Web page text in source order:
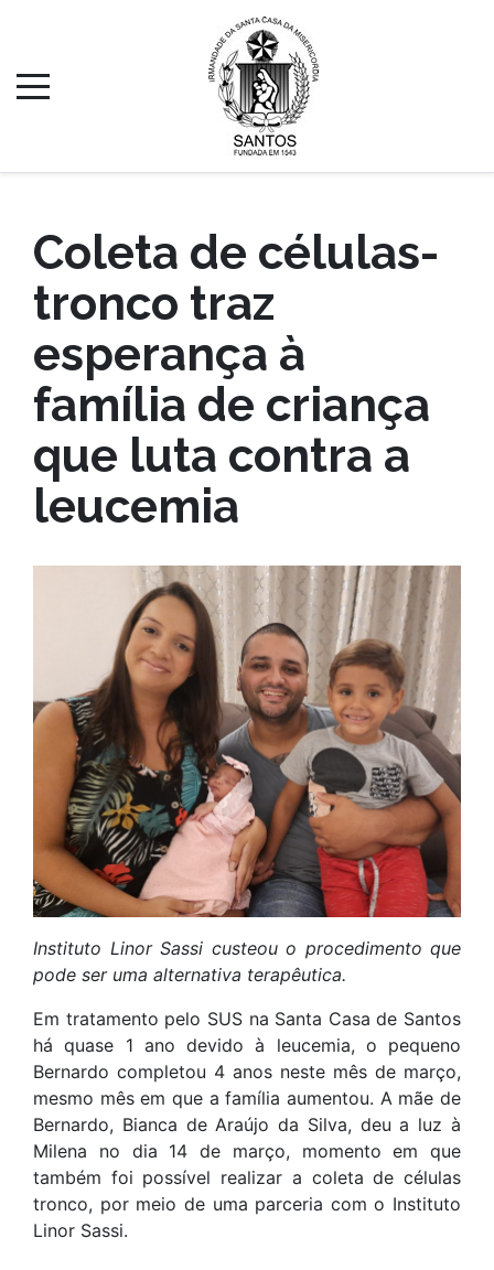
Coleta de células-
tronco traz
esperança à
família de criança
que luta contra a
leucemia
Instituto Linor Sassi custeou o procedimento que
pode ser uma alternativa terapêutica.
Em tratamento pelo SUS na Santa Casa de Santos
há quase 1 ano devido à leucemia, o pequeno
Bernardo completou 4 anos neste mês de março,
mesmo mês em que a família aumentou. A mãe de
Bernardo, Bianca de Araújo da Silva, deu a luz à
Milena no dia 14 de março, momento em que
também foi possível realizar a coleta de células
tronco, por meio de uma parceria com o Instituto
Linor Sassi.